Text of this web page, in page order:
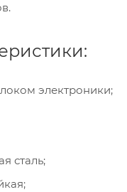
электроники;
сталь;